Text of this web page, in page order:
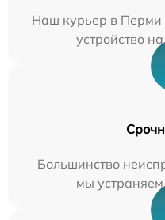
Наш курьер в Перми
устройство
Большинство
мы устраняем